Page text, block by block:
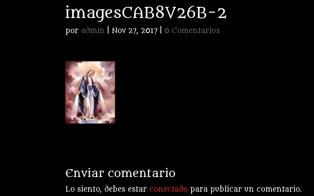
imagesCAB8V26B-2
por admin |Nov 27, 2017 0 Comentarios
Enviar comentario
Lo siento, debes estar conectado para publicar un comentario.